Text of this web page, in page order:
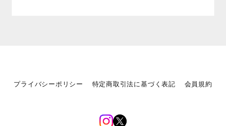
プライバシーポリシー 特定商取引法に基づく表記 会員規約